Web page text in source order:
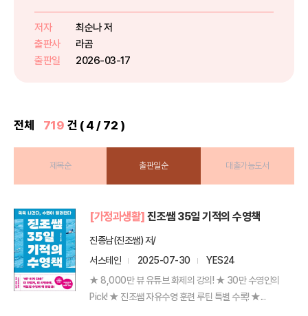
아이의 첫 선생님은 어떤...
저자
최순나 저
출판사
라곰
출판일
2026-03-17
전체 719 건 ( 4 / 72 )
제목순 출판일순 대출가능도서
[가정과생활] 진조쌤 35일 기적의 수영책
진종남(진조쌤) 저/
서스테인
2025-07-30
YES24
★ 8,000만 뷰 유튜브 화제의 강의! ★ 30만 수영인의
Pick! ★ 진조쌤 자유수영 훈련 루틴 특별 수록! ★...